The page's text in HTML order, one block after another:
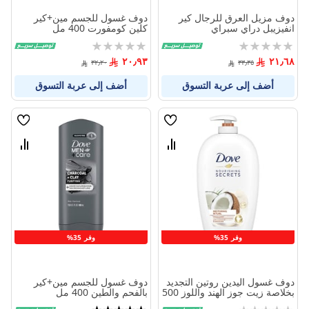
دوف مزيل العرق للرجال كير
انفيزيبل دراي سبراي
Rating:
0%
٢١٫٦٨ ٣٣٫٣٥
أضف إلى عربة التسوق
دوف غسول للجسم مين+كير
كلين كومفورت 400 مل
Rating:
0%
٢٠٫٩٣ ٣٢٫٢٠
أضف إلى عربة التسوق
وفر 35%
قائمة
قارن
دوف غسول اليدين روتين التجديد
بخلاصة زيت جوز الهند واللوز 500
وفر 35%
قائمة
قارن
دوف غسول للجسم مين+كير
بالفحم والطين 400 مل